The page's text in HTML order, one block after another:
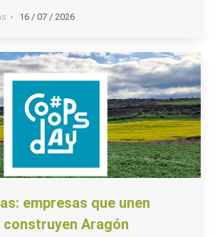
16 / 07 / 2026
empresas que unen
construyen Aragón